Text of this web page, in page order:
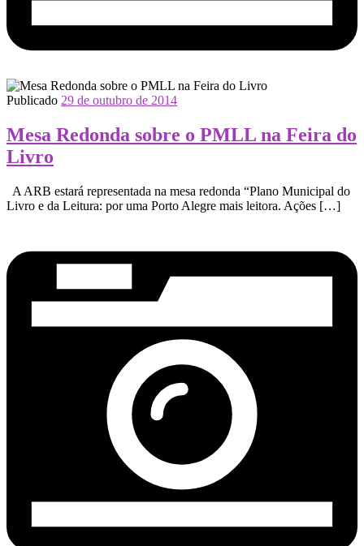
Publicado 29 de outubro de 2014
Mesa Redonda sobre o PMLL na Feira do
Livro
A ARB estará representada na mesa redonda “Plano Municipal do
Livro e da Leitura: por uma Porto Alegre mais leitora. Ações […]